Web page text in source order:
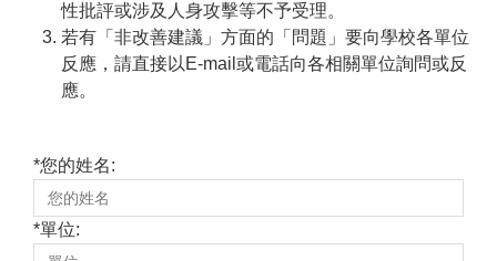
性批評或涉及人身攻擊等不予受理。
若有「非改善建議」方面的「問題」要向學校各單位
反應，請直接以E-mail或電話向各相關單位詢問或反
應。
*您的姓名:
*單位: